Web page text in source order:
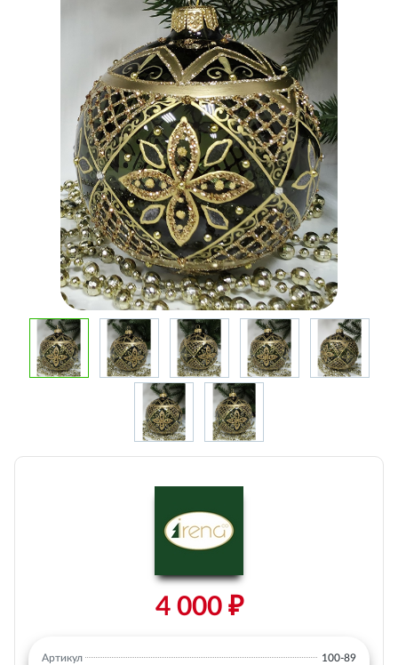
4 000 ₽
Артикул
100-89